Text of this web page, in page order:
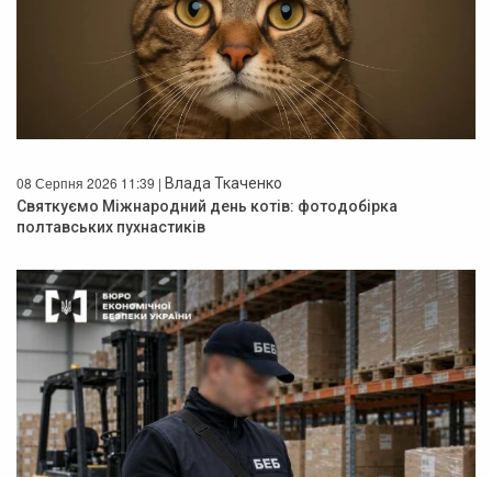
08 Серпня 2026 11:39 | Влада Ткаченко
Святкуємо Міжнародний день котів: фотодобірка
полтавських пухнастиків